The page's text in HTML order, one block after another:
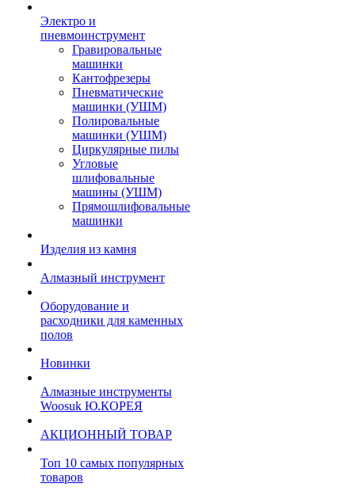
Электро и
пневмоинструмент
Гравировальные
машинки
Кантофрезеры
Пневматические
машинки (УШМ)
Полировальные
машинки (УШМ)
Циркулярные пилы
Угловые
шлифовальные
машины (УШМ)
Прямошлифовальные
машинки
Изделия из камня
Алмазный инструмент
Оборудование и
расходники для каменных
полов
Новинки
Алмазные инструменты
Woosuk Ю.КОРЕЯ
АКЦИОННЫЙ ТОВАР
Топ 10 самых популярных
товаров